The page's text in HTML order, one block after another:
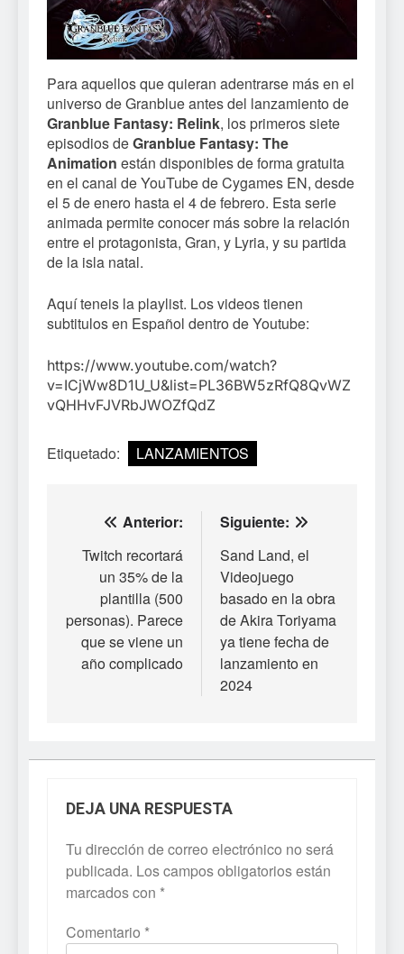
Para aquellos que quieran adentrarse más en el
universo de Granblue antes del lanzamiento de
Granblue Fantasy: Relink, los primeros siete
episodios deGranblue Fantasy: The
Animation están disponibles de forma gratuita
en el canal de YouTube de Cygames EN, desde
el 5 de enero hasta el 4 de febrero. Esta serie
animada permite conocer más sobre la relación
entre el protagonista, Gran, y Lyria, y su partida
de la isla natal.
Aquí teneis la playlist. Los videos tienen
subtitulos en Español dentro de Youtube:
https://www.youtube.com/watch?
v=ICjWw8D1U_U&list=PL36BW5zRfQ8QvWZ
vQHHvFJVRbJWOZfQdZ
Etiquetado: LANZAMIENTOS
Navegación
de
entradas
Anterior:
Twitch recortará
un 35% de la
plantilla (500
personas). Parece
que se viene un
año complicado
Siguiente:
Sand Land, el
Videojuego
basado en la obra
de Akira Toriyama
ya tiene fecha de
lanzamiento en
2024
DEJA UNA RESPUESTA
Tu dirección de correo electrónico no será
publicada. Los campos obligatorios están
marcados con *
Comentario *